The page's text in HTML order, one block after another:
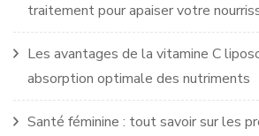
traitement pour apaiser votre
Les avantages de la vitamine C
absorption optimale des nutriments
Santé féminine : tout savoir sur les